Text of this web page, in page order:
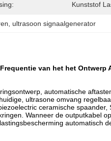
Kunststof
ultrasoon signaalgenerator
van het het Ontwerp
automatische
ultrasone omvang
ceramische spaander,
Wanneer de outputkabel
automatisch